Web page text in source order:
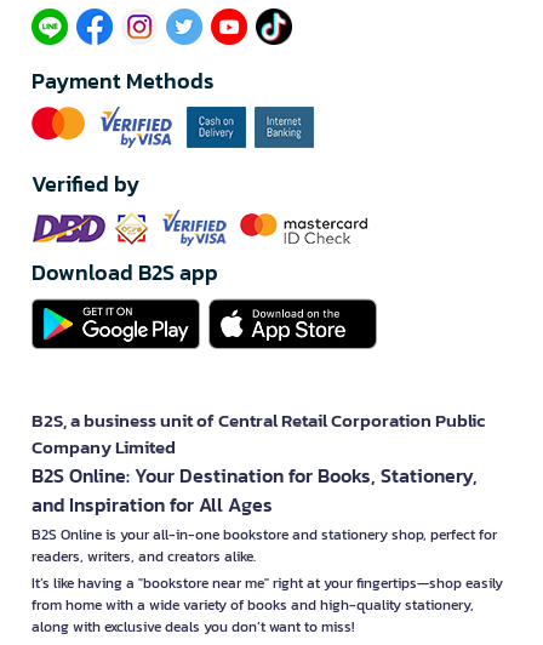
Payment Methods
Verified by
Download B2S app
B2S, a business unit of Central Retail Corporation Public
Company Limited
B2S Online: Your Destination for Books, Stationery,
and Inspiration for All Ages
B2S Online is your all-in-one bookstore and stationery shop, perfect for
readers, writers, and creators alike.
It’s like having a "bookstore near me" right at your fingertips—shop easily
from home with a wide variety of books and high-quality stationery,
along with exclusive deals you don’t want to miss!